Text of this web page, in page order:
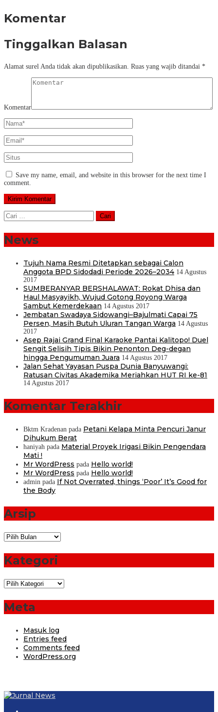
Komentar
Tinggalkan Balasan
Alamat surel Anda tidak akan dipublikasikan. Ruas yang wajib ditandai *
Komentar
Save my name, email, and website in this browser for the next time I
comment.
Cari
untuk:
News
Tujuh Nama Resmi Ditetapkan sebagai Calon
Anggota BPD Sidodadi Periode 2026–2034 14 Agustus
2017
SUMBERANYAR BERSHALAWAT: Rokat Dhisa dan
Haul Masyayikh, Wujud Gotong Royong Warga
Sambut Kemerdekaan 14 Agustus 2017
Jembatan Swadaya Sidowangi–Bajulmati Capai 75
Persen, Masih Butuh Uluran Tangan Warga 14 Agustus
2017
Asep Rajai Grand Final Karaoke Pantai Kalitopo! Duel
Sengit Selisih Tipis Bikin Penonton Deg-degan
hingga Pengumuman Juara 14 Agustus 2017
Jalan Sehat Yayasan Puspa Dunia Banyuwangi:
Ratusan Civitas Akademika Meriahkan HUT RI ke-81
14 Agustus 2017
Komentar Terakhir
Bktm Kradenan pada Petani Kelapa Minta Pencuri Janur
Dihukum Berat
haniyah pada Material Proyek Irigasi Bikin Pengendara
Mati !
Mr WordPress pada Hello world!
Mr WordPress pada Hello world!
admin pada If Not Overrated, things ‘Poor’ It’s Good for
the Body
Arsip
Arsip
Kategori
Kategori
Meta
Masuk log
Entries feed
Comments feed
WordPress.org